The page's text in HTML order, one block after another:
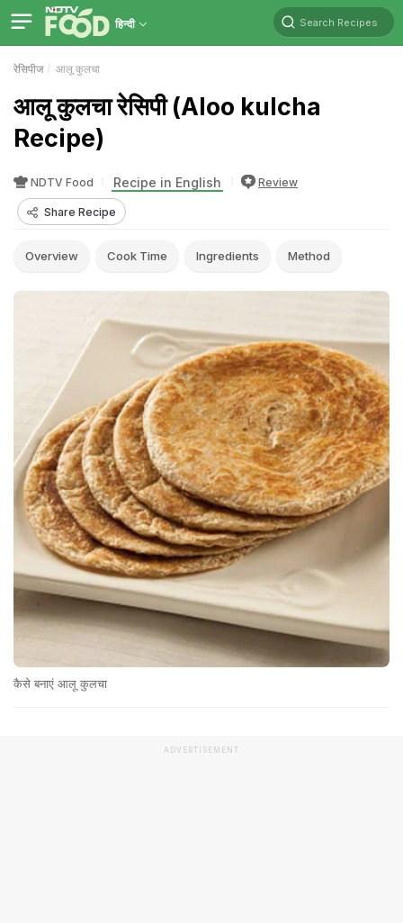
हिन्दी Search Recipes
रेसिपीज आलू कुलचा
आलू कुलचा रेसिपी (Aloo kulcha
Recipe)
NDTV Food Recipe in English Review
Share Recipe
Overview Cook Time Ingredients Method
कैसे बनाएं आलू कुलचा
ADVERTISEMENT